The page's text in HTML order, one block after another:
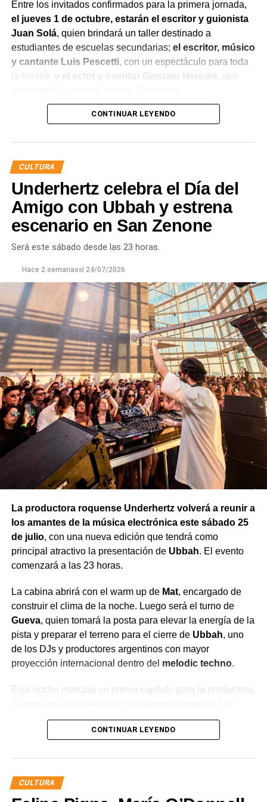
Entre los invitados confirmados para la primera jornada,
el jueves 1 de octubre, estarán el escritor y guionista
Juan Solá, quien brindará un taller destinado a
estudiantes de escuelas secundarias; el escritor, músico
y cantante Luis Pescetti, con un espectáculo para toda
la familia;
y el actor y escritor Gonzalo Heredia
El viernes 2 de octubre será el turno de la escritora,
presentará los libros Estafa de la feminidad y Maternidad
¿deseo o mandato?.
participará la periodista y escritora María O’Donnell
con su obra Montoneros, una historia visual.
La programación continuará el sábado 3 de octubre
con el psicólogo Marcelo Rocha, la escritora Viviana
Rivero y el guionista y escritor Pedro Saborido
El cierre,el domingo 4 de octubre, tendrá como
protagonistas a la psicóloga especializada en
reinvenciones laborales Claudina Kutnowski, con
Inteligencia laboral,y al historiador Felipe Pigna, que
presentará 76: Crónica de un año que cambió nuestra
historia para siempre.
Además de las presentaciones de libros, la feria ofrecerá
exposiciones, charlas, talleres y actividades para todas
las edades. El Municipio informó que en los próximos
días dará a conocer la programación completa.
CONTINUAR LEYENDO
CULTURA
Underhertz celebra el Día del
Amigo con Ubbah y estrena
escenario en San Zenone
Será este sábado desde las 23 horas.
Hace 2 semanasel 24/07/2026
La productora roquense Underhertz volverá a reunir a
los amantes de la música electrónica este sábado 25
de julio, con una nueva edición que tendrá como
principal atractivo la presentación de Ubbah. El evento
comenzará a las 23 horas.
La cabina abrirá con el warm up de Mat, encargado de
construir el clima de la noche. Luego será el turno de
Gueva, quien tomará la posta para elevar la energía de la
pista y preparar el terreno para el cierre de Ubbah, uno
de los DJs y productores argentinos con mayor
proyección internacional dentro del melodic techno.
Esta noche marcará un nuevo capítulo para la productora,
Zenone, un espacio ubicado sobre calle Damas Patricias,
casi Ruta Nacional N° 22, en General Roca.
En pocos años, Underhertz logró consolidarse como una
electrónica del Alto Valle. Sus eventos comenzaron en el
CONTINUAR LEYENDO
CULTURA